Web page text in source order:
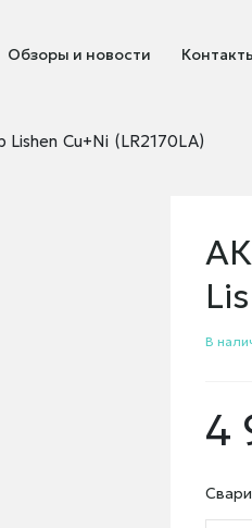
Обзоры и новости
Cu+Ni (LR2170LA)
В
4